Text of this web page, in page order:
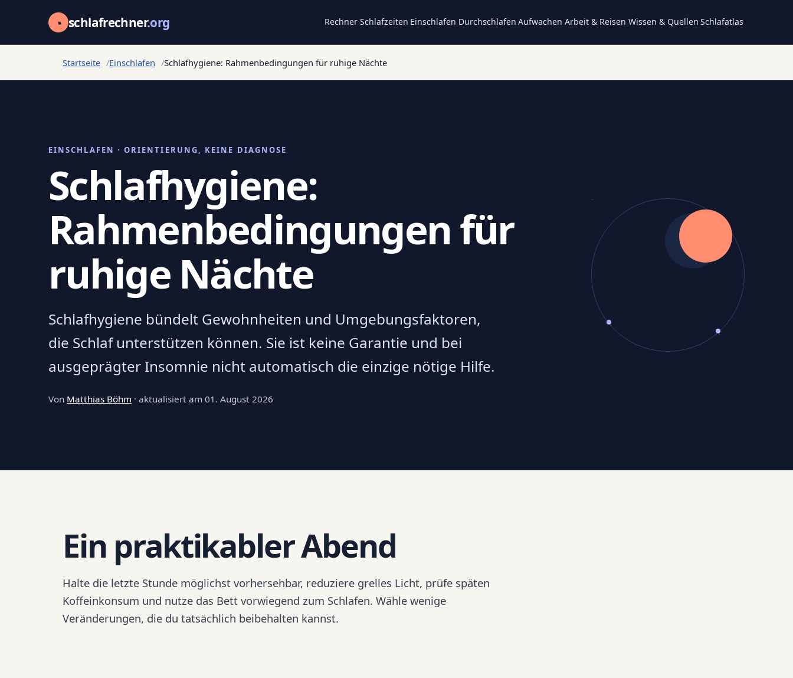
◔ schlafrechner.org Rechner Schlafzeiten Einschlafen Durchschlafen Aufwachen Arbeit & Reisen Wissen & Quellen Schlafatlas
Startseite Einschlafen Schlafhygiene: Rahmenbedingungen für ruhige Nächte
EINSCHLAFEN · ORIENTIERUNG, KEINE DIAGNOSE
Schlafhygiene:
Rahmenbedingungen für
ruhige Nächte
Schlafhygiene bündelt Gewohnheiten und Umgebungsfaktoren,
die Schlaf unterstützen können. Sie ist keine Garantie und bei
ausgeprägter Insomnie nicht automatisch die einzige nötige Hilfe.
Von Matthias Böhm · aktualisiert am 01. August 2026
Ein praktikabler Abend
Halte die letzte Stunde möglichst vorhersehbar, reduziere grelles Licht, prüfe späten
Koffeinkonsum und nutze das Bett vorwiegend zum Schlafen. Wähle wenige
Veränderungen, die du tatsächlich beibehalten kannst.